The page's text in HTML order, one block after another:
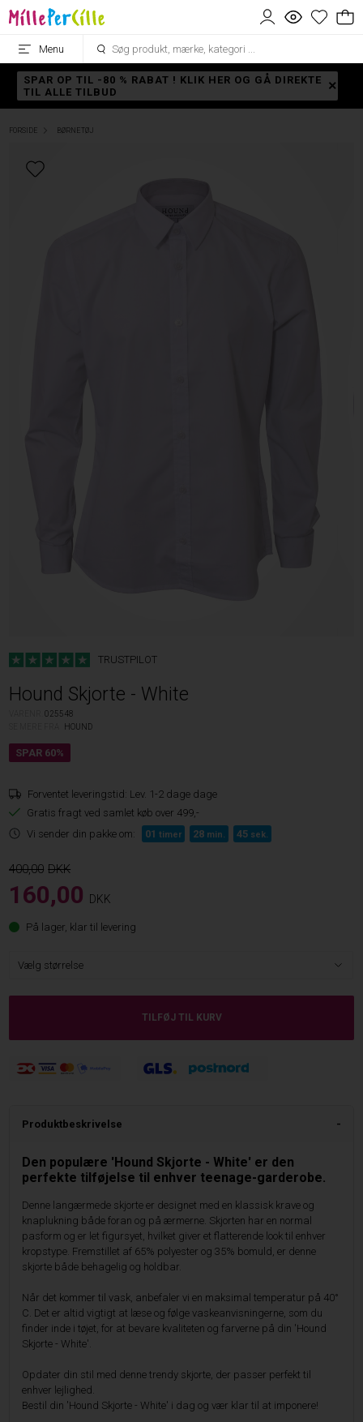
Menu
SPAR OP TIL -80 % RABAT ! KLIK HER OG GÅ DIREKTE
TIL ALLE TILBUD
FORSIDE BØRNETØJ
TRUSTPILOT
Hound Skjorte - White
VARENR.025548
HOUND
Forventet leveringstid: Lev. 1-2 dage dage
Gratis fragt ved samlet køb over 499,-
Vi sender din pakke om:
01 timer 28 min. 45 sek.
400,00
160,00 DKK
På lager, klar til levering
Produktbeskrivelse
Den populære 'Hound Skjorte - White' er den
perfekte tilføjelse til enhver teenage-garderobe.
Denne langærmede skjorte er designet med en klassisk krave og
knaplukning både foran og på ærmerne. Skjorten har en normal
pasform og er let figursyet, hvilket giver et flatterende look til enhver
kropstype. Fremstillet af 65% polyester og 35% bomuld, er denne
skjorte både behagelig og holdbar.
Når det kommer til vask, anbefaler vi en maksimal temperatur på 40°
C. Det er altid vigtigt at læse og følge vaskeanvisningerne, som du
finder inde i tøjet, for at bevare kvaliteten og farverne på din 'Hound
Skjorte - White'.
Opdater din stil med denne trendy skjorte, der passer perfekt til
enhver lejlighed.
Bestil din 'Hound Skjorte - White' i dag og vær klar til at imponere!